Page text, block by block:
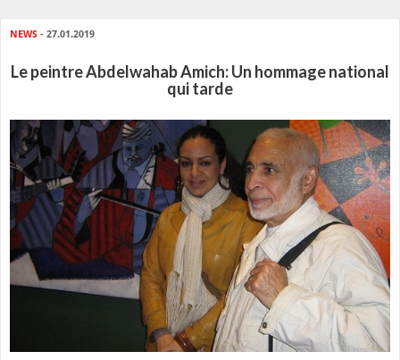
NEWS - 27.01.2019
Le peintre Abdelwahab Amich: Un hommage national
qui tarde